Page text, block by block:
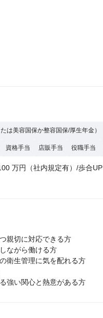
は美容国保か整容国保/厚生年金）
資格手当 店販手当 役職手当
万円（社内規定有）/歩合UP
親切に対応できる方
ながら働ける方
衛生管理に気を配れる方
強い関心と熱意がある方